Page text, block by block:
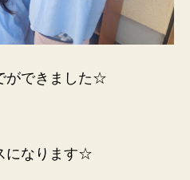
ができました☆
になります☆